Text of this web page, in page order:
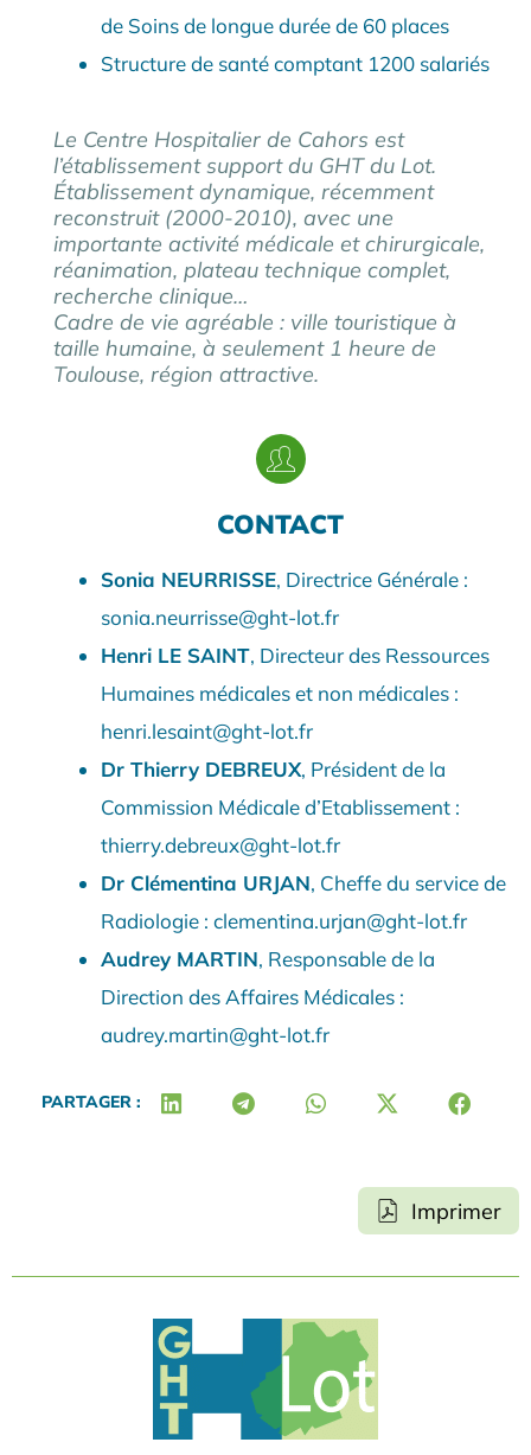
de Soins de longue durée de 60 places
Structure de santé comptant 1200 salariés
Le Centre Hospitalier de Cahors est
l’établissement support du GHT du Lot.
Établissement dynamique, récemment
reconstruit (2000-2010), avec une
importante activité médicale et chirurgicale,
réanimation, plateau technique complet,
recherche clinique…
Cadre de vie agréable : ville touristique à
taille humaine, à seulement 1 heure de
Toulouse, région attractive.
CONTACT
Sonia NEURRISSE, Directrice Générale :
sonia.neurrisse@ght-lot.fr
Henri LE SAINT, Directeur des Ressources
Humaines médicales et non médicales :
henri.lesaint@ght-lot.fr
Dr Thierry DEBREUX, Président de la
Commission Médicale d’Etablissement :
thierry.debreux@ght-lot.fr
Dr Clémentina URJAN, Cheffe du service de
Radiologie : clementina.urjan@ght-lot.fr
Audrey MARTIN, Responsable de la
Direction des Affaires Médicales :
audrey.martin@ght-lot.fr
PARTAGER :
Imprimer